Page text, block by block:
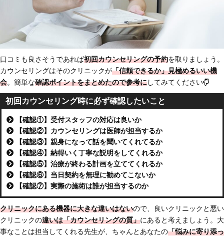
口コミも良さそうであれば初回カウンセリングの予約を取りましょう。
カウンセリングはそのクリニックが「信頼できるか」見極めるいい機
会。簡単な確認ポイントをまとめたので参考にしてみてください
初回カウンセリング時に必ず確認したいこと
【確認①】受付スタッフの対応は良いか
【確認②】カウンセリングは医師が担当するか
【確認③】親身になって話を聞いてくれてるか
【確認④】納得いく丁寧な説明をしてくれるか
【確認⑤】治療が終わる計画を立ててくれるか
【確認⑥】当日契約を無理に勧めてこないか
【確認⑦】実際の施術は誰が担当するのか
クリニックにある機器に大きな違いはないので、良いクリニックと悪い
クリニックの違いは「カウンセリングの質」にあると考えましょう。大
事なことは担当してくれる先生が、ちゃんとあなたの「悩みに寄り添っ